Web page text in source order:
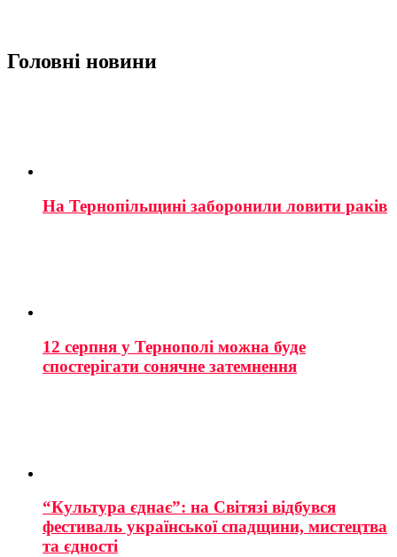
Головні новини
На Тернопільщині заборонили ловити раків
12 серпня у Тернополі можна буде
спостерігати сонячне затемнення
“Культура єднає”: на Світязі відбувся
фестиваль української спадщини, мистецтва
та єдності